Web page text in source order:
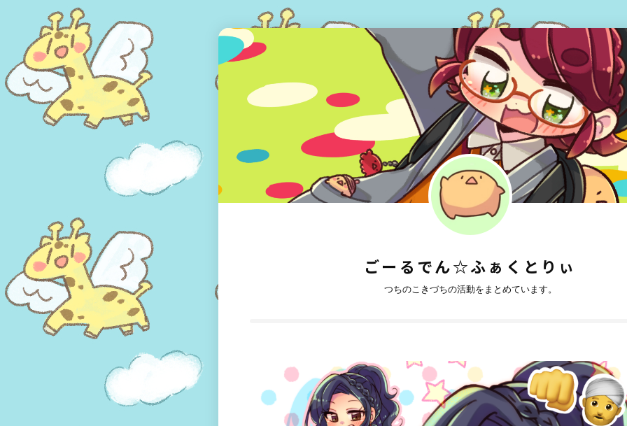
ごーるでん☆ふぁくとりぃ
つちのこきづちの活動をまとめています。